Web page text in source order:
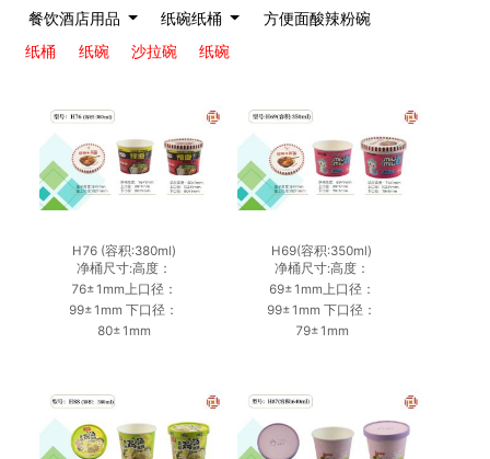
餐饮酒店用品 纸碗纸桶
方便面酸辣粉碗
纸桶
纸碗 沙拉碗 纸碗
H76 (容积:380ml)
净桶尺寸:高度：
76±1mm上口径：
99±1mm 下口径：
80±1mm
H69(容积:350ml)
净桶尺寸:高度：
69±1mm上口径：
99±1mm 下口径：
79±1mm